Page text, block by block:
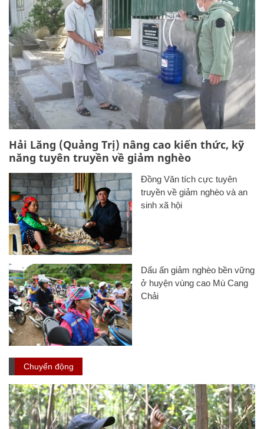
Hải Lăng (Quảng Trị) nâng cao kiến thức, kỹ
năng tuyên truyền về giảm nghèo
Đồng Văn tích cực tuyên
truyền về giảm nghèo và an
sinh xã hội
Dấu ấn giảm nghèo bền vững
ở huyện vùng cao Mù Cang
Chải
Chuyển động